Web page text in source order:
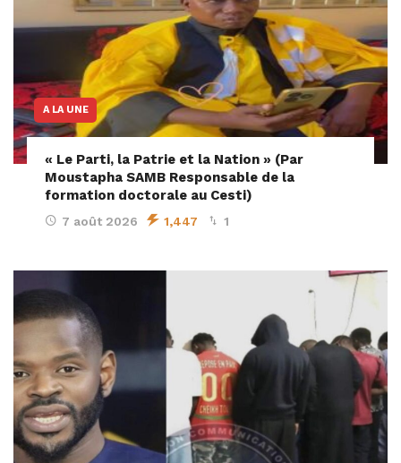
A LA UNE
« Le Parti, la Patrie et la Nation » (Par
Moustapha SAMB Responsable de la
formation doctorale au Cesti)
7 août 2026 1,447 1